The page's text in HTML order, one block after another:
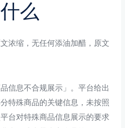
么
浓缩，无任何添油加醋，原文
信息不合规展示」。平台给出
特殊商品的关键信息，未按照
台对特殊商品信息展示的要求